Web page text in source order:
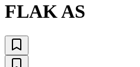
FLAK AS